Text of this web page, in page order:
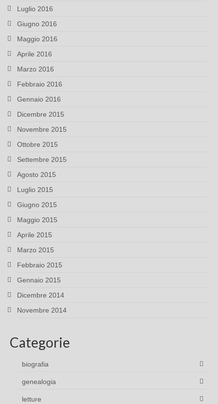
Luglio 2016
Giugno 2016
Maggio 2016
Aprile 2016
Marzo 2016
Febbraio 2016
Gennaio 2016
Dicembre 2015
Novembre 2015
Ottobre 2015
Settembre 2015
Agosto 2015
Luglio 2015
Giugno 2015
Maggio 2015
Aprile 2015
Marzo 2015
Febbraio 2015
Gennaio 2015
Dicembre 2014
Novembre 2014
Categorie
biografia
genealogia
letture